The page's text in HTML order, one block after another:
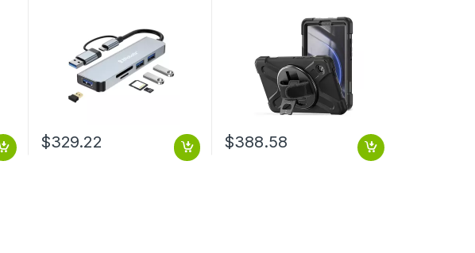
$329.22 $388.58